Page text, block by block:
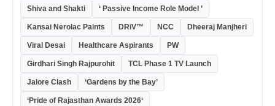
Shiva and Shakti ‘ Passive Income Role Model ’
Kansai Nerolac Paints DRiV™ NCC Dheeraj Manjheri
Viral Desai Healthcare Aspirants PW
Girdhari Singh Rajpurohit TCL Phase 1 TV Launch
Jalore Clash ‘Gardens by the Bay’
‘Pride of Rajasthan Awards 2026‘